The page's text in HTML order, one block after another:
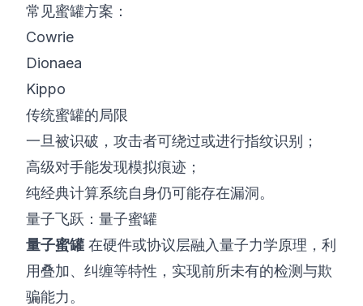
常见蜜罐方案：
Cowrie
Dionaea
Kippo
传统蜜罐的局限
一旦被识破，攻击者可绕过或进行指纹识别；
高级对手能发现模拟痕迹；
纯经典计算系统自身仍可能存在漏洞。
量子飞跃：量子蜜罐
量子蜜罐在硬件或协议层融入量子力学原理，利
用叠加、纠缠等特性，实现前所未有的检测与欺
骗能力。